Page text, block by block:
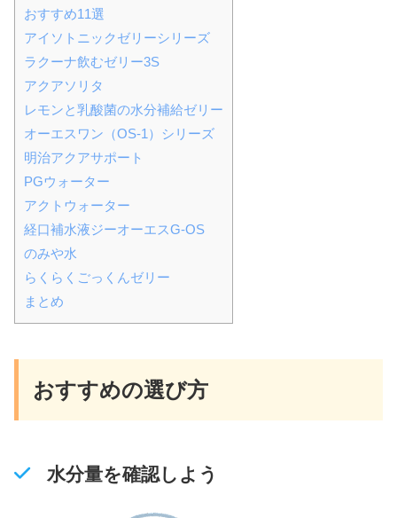
おすすめ11選
アイソトニックゼリーシリーズ
ラクーナ飲むゼリー3S
アクアソリタ
レモンと乳酸菌の水分補給ゼリー
オーエスワン（OS-1）シリーズ
明治アクアサポート
PGウォーター
アクトウォーター
経口補水液ジーオーエスG-OS
のみや水
らくらくごっくんゼリー
まとめ
おすすめの選び方
水分量を確認しよう